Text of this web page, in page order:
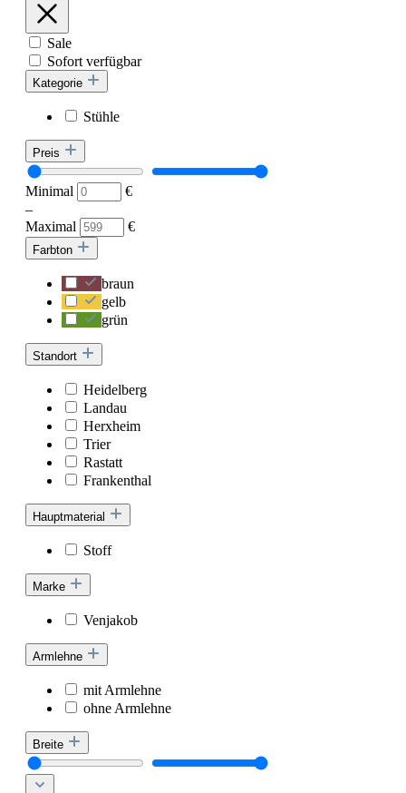
Sale
Sofort verfügbar
Kategorie
Stühle
Preis
Minimal
€
–
Maximal
€
Farbton
braun
gelb
grün
Standort
Heidelberg
Landau
Herxheim
Trier
Rastatt
Frankenthal
Hauptmaterial
Stoff
Marke
Venjakob
Armlehne
mit Armlehne
ohne Armlehne
Breite